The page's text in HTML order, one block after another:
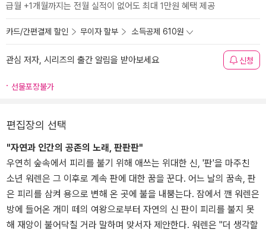
급월 +1개월까지는 전월 실적이 없어도 최대 1만원 혜택 제공
카드/간편결제 할인 무이자 할부 소득공제 610원
관심 저자, 시리즈의 출간 알림을 받아보세요 신청
선물포장불가
편집장의 선택
"자연과 인간의 공존의 노래, 판판판"
우연히 숲속에서 피리를 불기 위해 애쓰는 위대한 신, '판'을 마주친
소년 워렌은 그 이후로 계속 판에 대한 꿈을 꾼다. 어느 날의 꿈속, 판
은 피리를 삼켜 용으로 변해 온 곳에 불을 내뿜는다. 잠에서 깬 워렌은
방에 들어온 개미 떼의 여왕으로부터 자연의 신 판이 피리를 불지 못
해 재앙이 불어닥칠 거라 말하며 맞서자 제안한다. 워렌은 "더 생각할